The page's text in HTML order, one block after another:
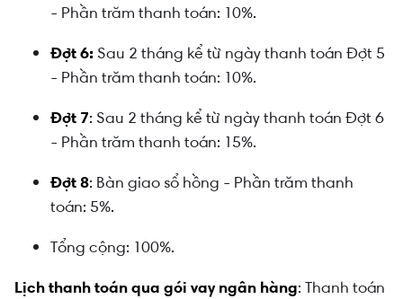
- Phần trăm thanh toán: 10%.
Đợt 6: Sau 2 tháng kể từ ngày thanh toán Đợt 5
- Phần trăm thanh toán: 10%.
Đợt 7: Sau 2 tháng kể từ ngày thanh toán Đợt 6
- Phần trăm thanh toán: 15%.
Đợt 8: Bàn giao sổ hồng - Phần trăm thanh
toán: 5%.
Tổng cộng: 100%.
Lịch thanh toán qua gói vay ngân hàng: Thanh toán